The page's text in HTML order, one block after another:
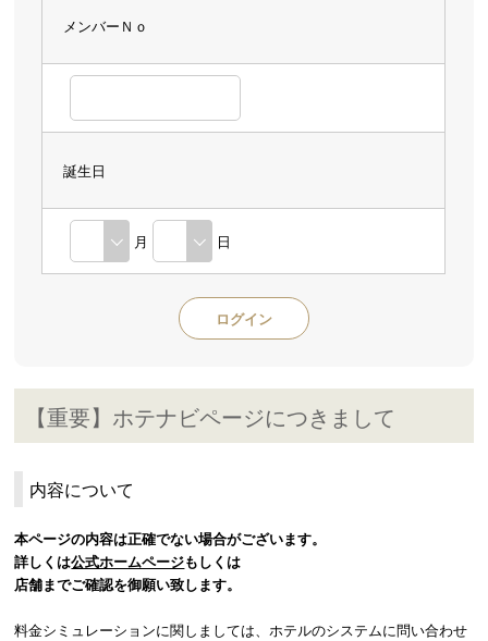
メンバーＮｏ
誕生日
月 日
【重要】ホテナビページにつきまして
内容について
本ページの内容は正確でない場合がございます。
詳しくは公式ホームページもしくは
店舗までご確認を御願い致します。
料金シミュレーションに関しましては、ホテルのシステムに問い合わせ